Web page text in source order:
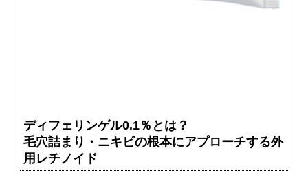
ディフェリンゲル0.1％とは？
毛穴詰まり・ニキビの根本にアプローチする外
用レチノイド